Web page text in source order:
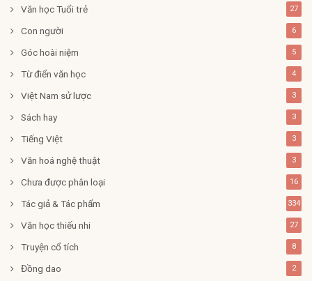
Văn học Tuổi trẻ 27
Con người 6
Góc hoài niệm 5
Từ điển văn học 4
Việt Nam sử lược 3
Sách hay 3
Tiếng Việt 3
Văn hoá nghệ thuật 3
Chưa được phân loại 16
Tác giả & Tác phẩm 334
Văn học thiếu nhi 27
Truyện cổ tích 8
Đồng dao 2